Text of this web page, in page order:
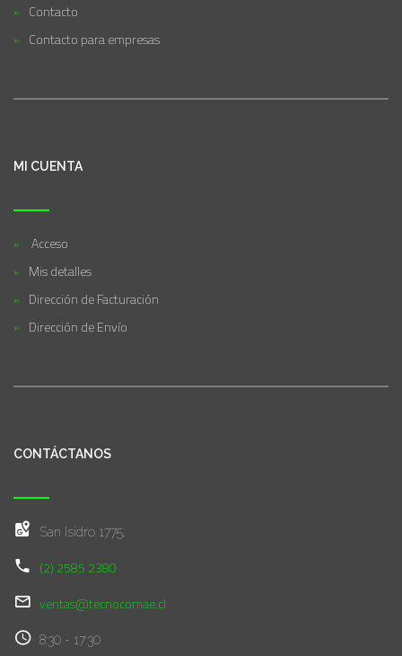
Contacto
Contacto para empresas
MI CUENTA
Acceso
Mis detalles
Dirección de Facturación
Dirección de Envío
CONTÁCTANOS
San Isidro 1775,
(2) 2585 2380
ventas@tecnocomae.cl
8:30 - 17:30